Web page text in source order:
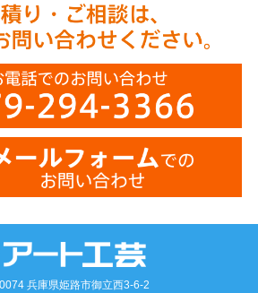
兵庫県姫路市御立西3-6-2